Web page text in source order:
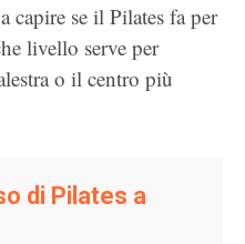
capire se il Pilates fa per
livello serve per
o il centro più
di Pilates a